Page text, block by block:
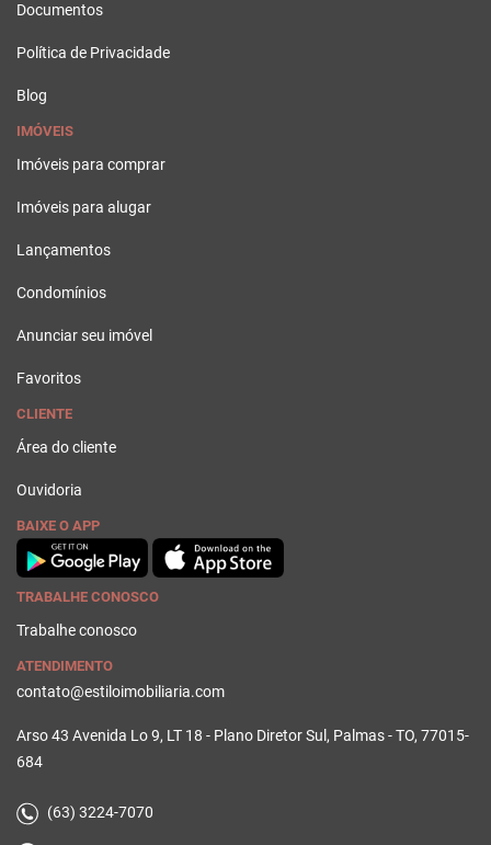
Documentos
Política de Privacidade
Blog
IMÓVEIS
Imóveis para comprar
Imóveis para alugar
Lançamentos
Condomínios
Anunciar seu imóvel
Favoritos
CLIENTE
Área do cliente
Ouvidoria
BAIXE O APP
TRABALHE CONOSCO
Trabalhe conosco
ATENDIMENTO
contato@estiloimobiliaria.com
Arso 43 Avenida Lo 9, LT 18 - Plano Diretor Sul, Palmas - TO, 77015-
684
(63) 3224-7070